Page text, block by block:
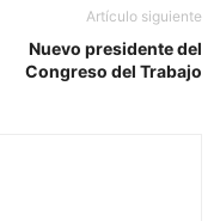
Artículo siguiente
Nuevo presidente del
Congreso del Trabajo